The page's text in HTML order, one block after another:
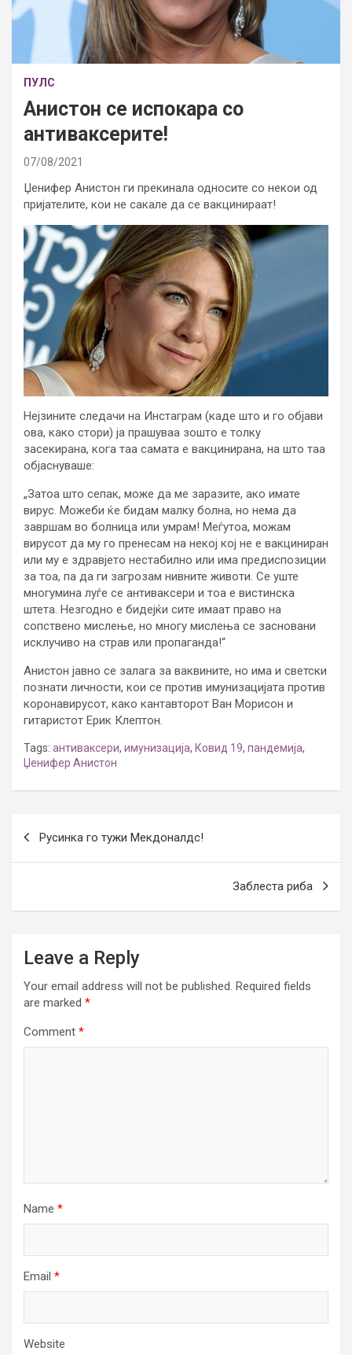
ПУЛС
Анистон се испокара со
антиваксерите!
07/08/2021
Џенифер Анистон ги прекинала односите со некои од
пријателите, кои не сакале да се вакцинираат!
Нејзините следачи на Инстаграм (каде што и го објави
ова, како стори) ја прашуваа зошто е толку
засекирана, кога таа самата е вакцинирана, на што таа
објаснуваше:
„Затоа што сепак, може да ме заразите, ако имате
вирус. Можеби ќе бидам малку болна, но нема да
завршам во болница или умрам! Меѓутоа, можам
вирусот да му го пренесам на некој кој не е вакциниран
или му е здравјето нестабилно или има предиспозиции
за тоа, па да ги загрозам нивните животи. Се уште
многумина луѓе се антиваксери и тоа е вистинска
штета. Незгодно е бидејќи сите имаат право на
сопствено мислење, но многу мислења се засновани
исклучиво на страв или пропаганда!“
Анистон јавно се залага за ваквините, но има и светски
познати личности, кои се против имунизацијата против
коронавирусот, како кантавторот Ван Морисон и
гитаристот Ерик Клептон.
Tags: антиваксери, имунизација, Ковид 19, пандемија,
Џенифер Анистон
navigation
Русинка го тужи Мекдоналдс!
Заблеста риба
Leave a Reply
Your email address will not be published. Required fields
are marked *
Comment *
Name *
Email *
Website